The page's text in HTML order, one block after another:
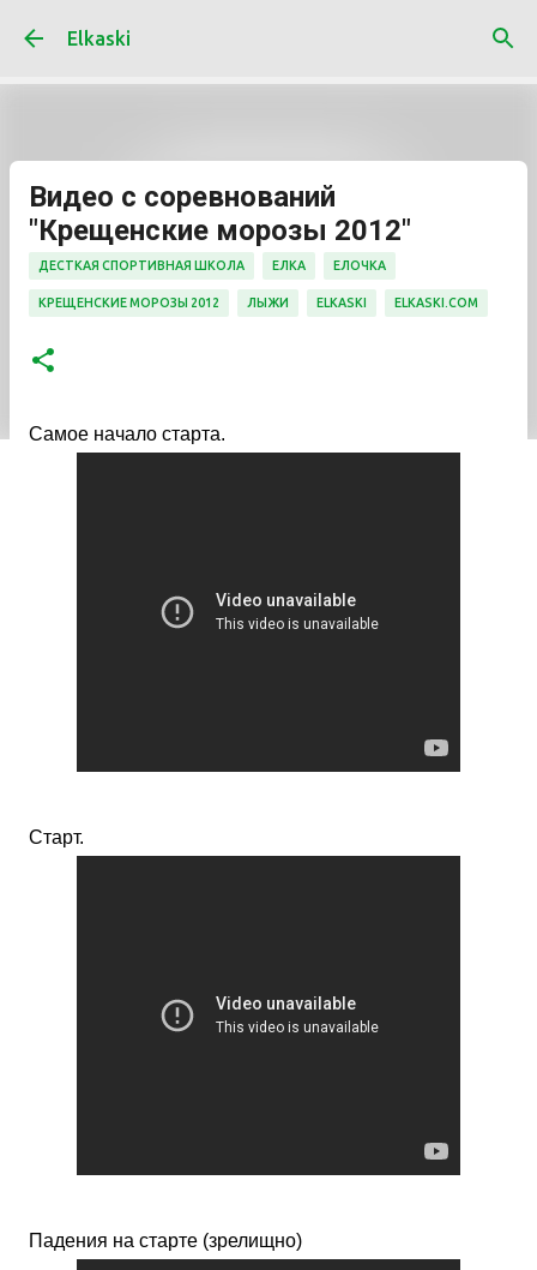
Elkaski
Видео с соревнований
"Крещенские морозы 2012"
ДЕСТКАЯ СПОРТИВНАЯ ШКОЛА ЕЛКА ЕЛОЧКА
КРЕЩЕНСКИЕ МОРОЗЫ 2012 ЛЫЖИ ELKASKI ELKASKI.COM
Самое начало старта.
Старт.
Падения на старте (зрелищно)